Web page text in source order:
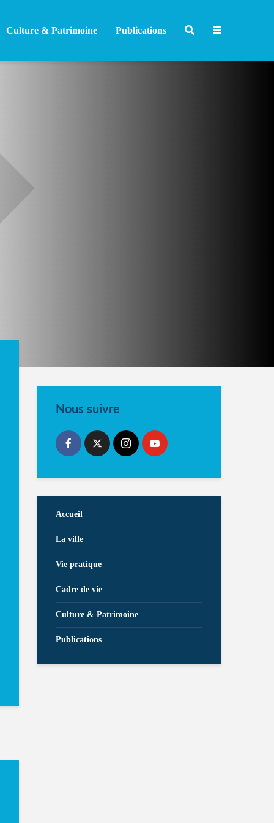
Culture & Patrimoine Publications
Nous suivre
Accueil
La ville
Vie pratique
Cadre de vie
Culture & Patrimoine
Publications